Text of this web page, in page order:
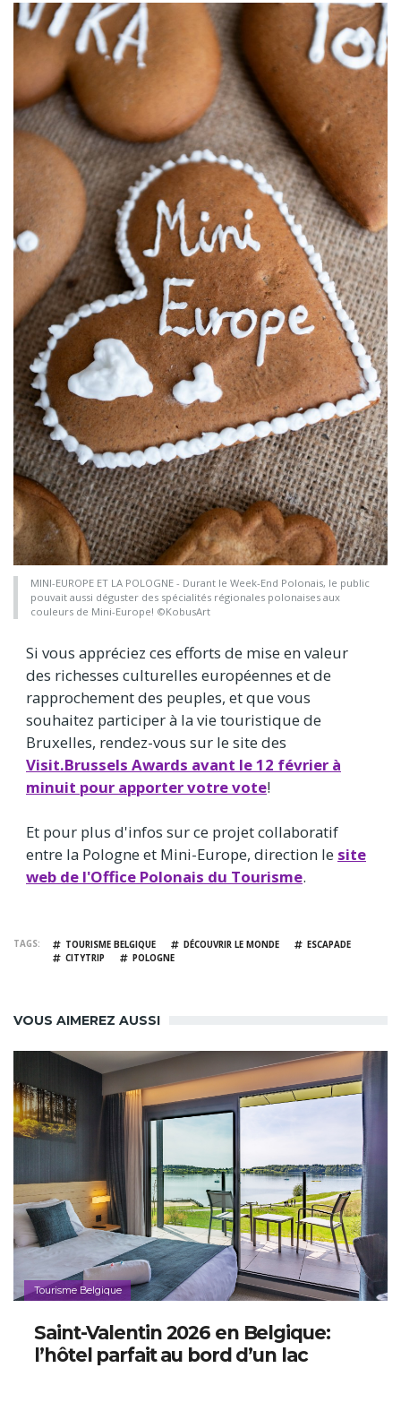
MINI-EUROPE ET LA POLOGNE - Durant le Week-End Polonais, le public
pouvait aussi déguster des spécialités régionales polonaises aux
couleurs de Mini-Europe! ©KobusArt
Si vous appréciez ces efforts de mise en valeur
des richesses culturelles européennes et de
rapprochement des peuples, et que vous
souhaitez participer à la vie touristique de
Bruxelles, rendez-vous sur le site des
Visit.Brussels Awards avant le 12 février à
minuit pour apporter votre vote!
Et pour plus d'infos sur ce projet collaboratif
entre la Pologne et Mini-Europe, direction le site
web de l'Office Polonais du Tourisme.
TAGS TOURISME BELGIQUE DÉCOUVRIR LE MONDE
ESCAPADE
CITYTRIP
POLOGNE
VOUS AIMEREZ AUSSI
Tourisme Belgique
Saint-Valentin 2026 en Belgique:
l’hôtel parfait au bord d’un lac